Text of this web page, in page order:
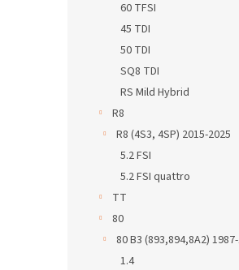
60 TFSI
45 TDI
50 TDI
SQ8 TDI
RS Mild Hybrid
R8
R8 (4S3, 4SP) 2015-2025
5.2 FSI
5.2 FSI quattro
TT
80
80 B3 (893,894,8A2)
1.4